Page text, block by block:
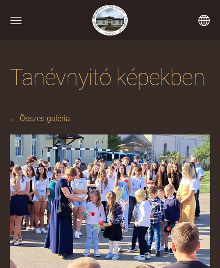
Tanévnyitó képekben
Összes galéria